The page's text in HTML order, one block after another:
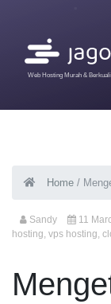
Web Hosting Murah &
Home /
Sandy 11
hosting, vps hosting,